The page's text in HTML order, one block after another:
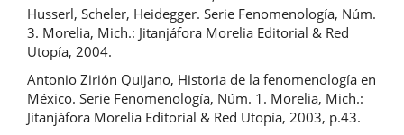
Husserl, Scheler, Heidegger. Serie Fenomenología, Núm.
3. Morelia, Mich.: Jitanjáfora Morelia Editorial & Red
Utopía, 2004.
Antonio Zirión Quijano, Historia de la fenomenología en
México. Serie Fenomenología, Núm. 1. Morelia, Mich.:
Jitanjáfora Morelia Editorial & Red Utopía, 2003, p.43.